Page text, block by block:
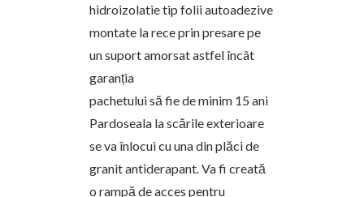
hidroizolatie tip folii autoadezive
montate la rece prin presare pe
un suport amorsat astfel încât
garanția
pachetului să fie de minim 15 ani
Pardoseala la scările exterioare
se va înlocui cu una din plăci de
granit antiderapant. Va fi creată
o rampă de acces pentru